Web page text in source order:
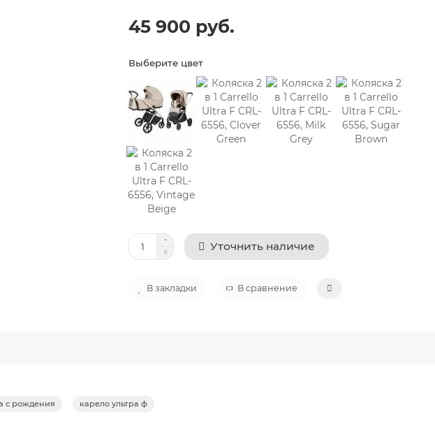
45 900 руб.
Выберите цвет
Уточнить наличие
В закладки В сравнение
с рождения карело ультра ф